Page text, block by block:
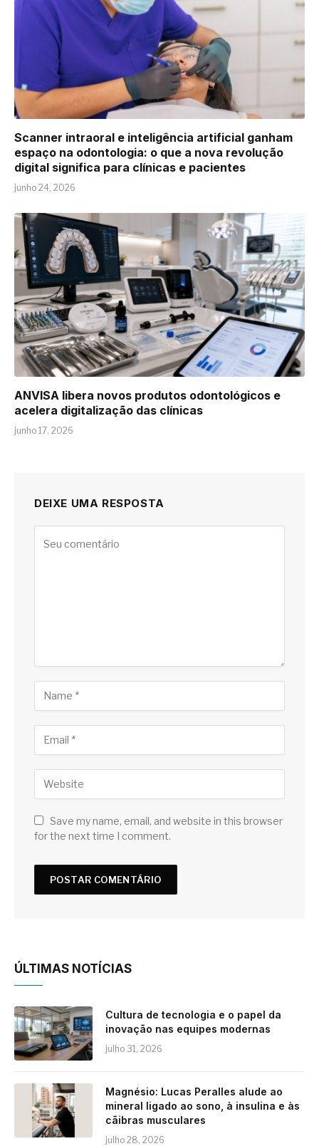
Scanner intraoral e inteligência artificial ganham
espaço na odontologia: o que a nova revolução
digital significa para clínicas e pacientes
junho 24, 2026
ANVISA libera novos produtos odontológicos e
acelera digitalização das clínicas
junho 17, 2026
DEIXE UMA RESPOSTA
Save my name, email, and website in this browser
for the next time I comment.
ÚLTIMAS NOTÍCIAS
Cultura de tecnologia e o papel da
inovação nas equipes modernas
julho 31, 2026
Magnésio: Lucas Peralles alude ao
mineral ligado ao sono, à insulina e às
cãibras musculares
julho 28, 2026